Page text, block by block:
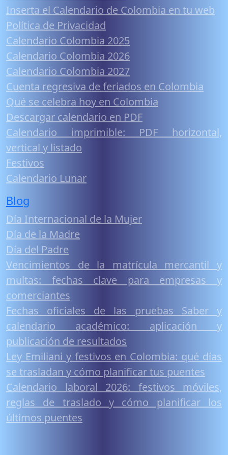
Inserta el Calendario de Colombia en tu web
Política de Privacidad
Calendario Colombia 2025
Calendario Colombia 2026
Calendario Colombia 2027
Cuenta regresiva de feriados en Colombia
Qué se celebra hoy en Colombia
Descargar calendario en PDF
Calendario imprimible: PDF horizontal,
vertical y listado
Festivos
Calendario Lunar
Blog
Día Internacional de la Mujer
Día de la Madre
Día del Padre
Vencimientos de la matrícula mercantil y
multas: fechas clave para empresas y
comerciantes
Fechas oficiales de las pruebas Saber y
calendario académico: aplicación y
publicación de resultados
Ley Emiliani y festivos en Colombia: qué días
se trasladan y cómo planificar tus puentes
Calendario laboral 2026: festivos móviles,
reglas de traslado y cómo planificar los
últimos puentes